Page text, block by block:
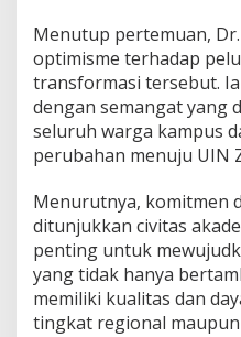
Menutup pertemuan,
optimisme terhadap
transformasi tersebut.
dengan semangat yang
seluruh warga kampus
perubahan menuju UIN
Menurutnya, komitmen
ditunjukkan civitas
penting untuk
yang tidak hanya
memiliki kualitas dan
tingkat regional